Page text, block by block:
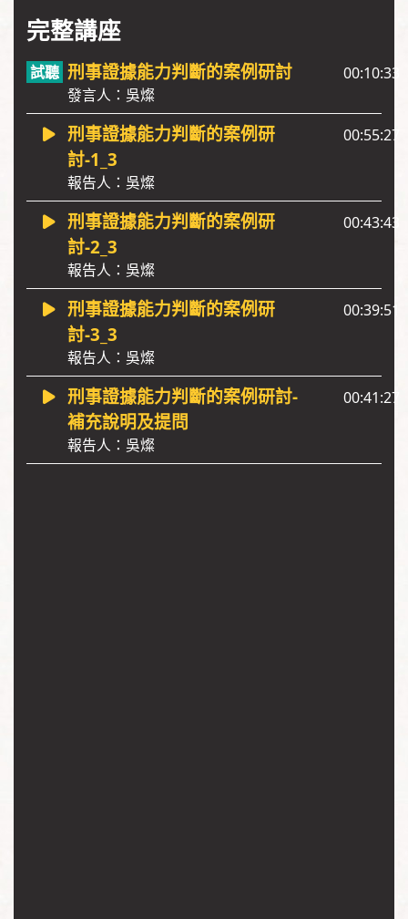
完整講座
刑事證據能力判斷的案例研討
發言人：吳燦
00:10:33
刑事證據能力判斷的案例研
討-1_3
報告人：吳燦
00:55:27
刑事證據能力判斷的案例研
討-2_3
報告人：吳燦
00:43:43
刑事證據能力判斷的案例研
討-3_3
報告人：吳燦
00:39:51
刑事證據能力判斷的案例研討-
補充說明及提問
報告人：吳燦
00:41:27